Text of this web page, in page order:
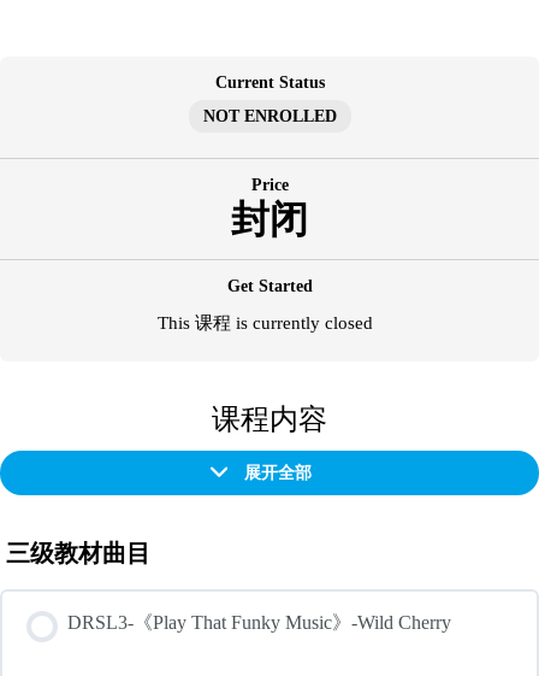
Current Status
NOT ENROLLED
Price
封闭
Get Started
This 课程 is currently closed
课程内容
展开全部
章
三级教材曲目
DRSL3-《Play That Funky Music》-Wild Cherry